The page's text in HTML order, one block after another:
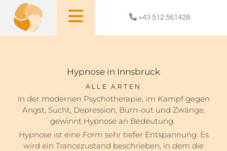
 +43 512 561428
Hypnose in Innsbruck
ALLE ARTEN
In der modernen Psychotherapie, im Kampf gegen
Angst, Sucht, Depression, Burn-out und Zwänge,
gewinnt Hypnose an Bedeutung.
Hypnose ist eine Form sehr tiefer Entspannung. Es
wird ein Trancezustand beschrieben, in dem die